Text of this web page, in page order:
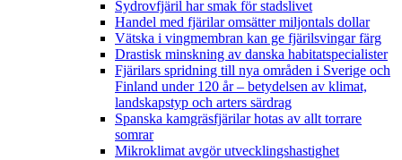
Sydrovfjäril har smak för stadslivet
Handel med fjärilar omsätter miljontals dollar
Vätska i vingmembran kan ge fjärilsvingar färg
Drastisk minskning av danska habitatspecialister
Fjärilars spridning till nya områden i Sverige och
Finland under 120 år– betydelsen av klimat,
landskapstyp och arters särdrag
Spanska kamgräsfjärilar hotas av allt torrare
somrar
Mikroklimat avgör utvecklingshastighet